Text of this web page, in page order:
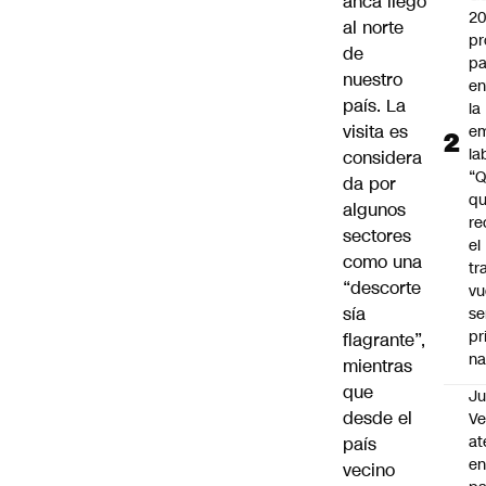
al norte
de
nuestro
país. La
visita es
considera
da por
algunos
sectores
como una
“descorte
sía
flagrante”,
mientras
que
desde el
país
vecino
20
la
el